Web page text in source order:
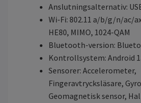
Anslutningsalternativ:
Wi-Fi: 802.11 a/b/g/n/ac/
HE80, MIMO, 1024-QAM
Bluetooth-version:
Kontrollsystem: Android
Sensorer: Accelerometer,
Fingeravtrycksläsare,
Geomagnetisk sensor,